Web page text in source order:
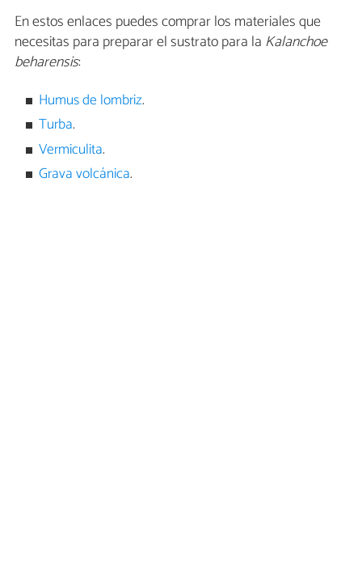
En estos enlaces puedes comprar los materiales que
necesitas para preparar el sustrato para la Kalanchoe
beharensis:
Humus de lombriz.
Turba.
Vermiculita.
Grava volcánica.